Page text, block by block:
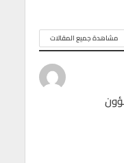
مشاهدة جميع المقالات